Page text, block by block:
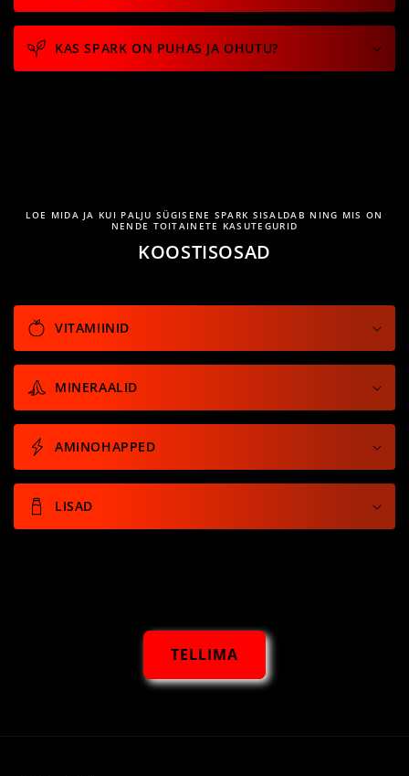
KAS SPARK ON PUHAS JA OHUTU?
LOE MIDA JA KUI PALJU SÜGISENE SPARK SISALDAB NING MIS ON
NENDE TOITAINETE KASUTEGURID
KOOSTISOSAD
VITAMIINID
MINERAALID
AMINOHAPPED
LISAD
TELLIMA